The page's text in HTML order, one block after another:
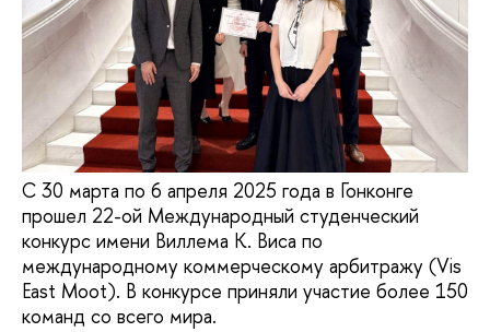
С 30 марта по 6 апреля 2025 года в Гонконге
прошел 22-ой Международный студенческий
конкурс имени Виллема К. Виса по
международному коммерческому арбитражу (Vis
East Moot). В конкурсе приняли участие более 150
команд со всего мира.